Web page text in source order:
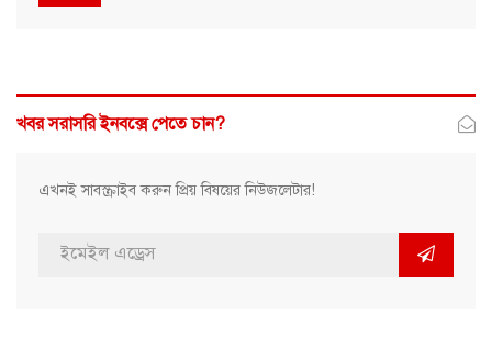
খবর সরাসরি ইনবক্সে পেতে চান?
এখনই সাবস্ক্রাইব করুন প্রিয় বিষয়ের নিউজলেটার!